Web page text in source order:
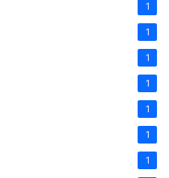
1
1
1
1
1
1
1